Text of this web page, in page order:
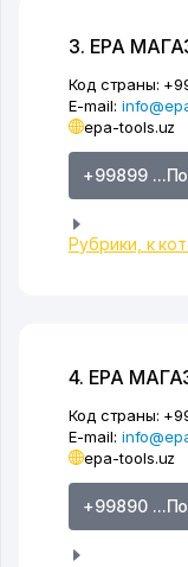
3. EPA
Код страны:
E-mail:
epa-tools.uz
+99899
Рубрики, к
4. EPA
Код страны:
E-mail:
epa-tools.uz
+99890